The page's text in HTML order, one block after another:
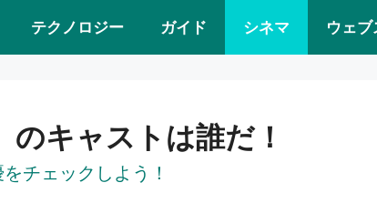
テクノロジー ガイド シネマ ウェ
のキャストは誰だ！
チェックしよう！